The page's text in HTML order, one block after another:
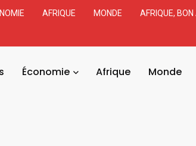
AFRIQUE MONDE AFRIQUE,
Économie Afrique Monde